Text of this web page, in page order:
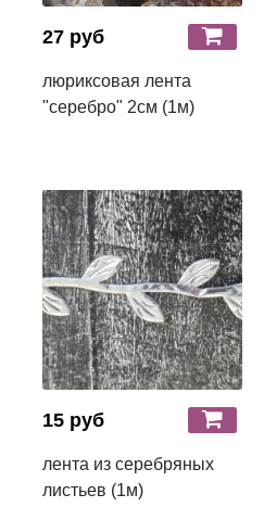
27 руб
люриксовая лента
"серебро" 2см (1м)
15 руб
лента из серебряных
листьев (1м)